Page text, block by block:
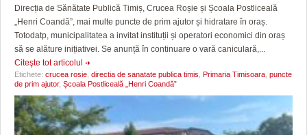
Direcția de Sănătate Publică Timiș, Crucea Roșie și Școala Postliceală
„Henri Coandă”, mai multe puncte de prim ajutor și hidratare în oraș.
Totodatp, municipalitatea a invitat instituții și operatori economici din oraș
să se alăture inițiativei. Se anunță în continuare o vară caniculară,...
Citeşte tot articolul
Etichete: crucea rosie directia de sanatate publica timis Primaria Timisoara puncte
de prim ajutor, Școala Postliceală „Henri Coandă”